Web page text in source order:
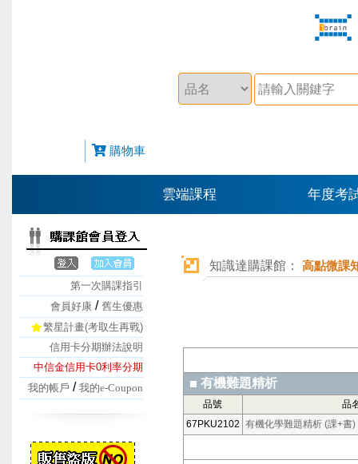
購物車
雲端課程 年度考
第一次購課指引
會員好康 / 舊生優惠
繁星計畫(考取生再戰)
信用卡分期辦法說明
中信金信用卡0利率分期
我的帳戶 / 我的e-Coupon
知識達購課館： 高點微課
有機難題精析
品號
品
67PKU2102 有機化學難題精析 (課+書)